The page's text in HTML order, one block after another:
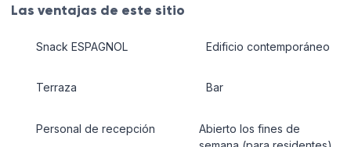
Las ventajas de este sitio
Snack ESPAGNOL
Terraza
Personal de recepción
Edificio contemporáneo
Bar
Abierto los fines de